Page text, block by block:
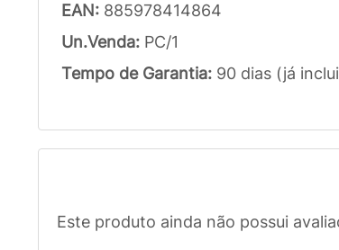
EAN: 885978414864
Un.Venda: PC/1
Tempo de Garantia: 90 dias (já
Este produto ainda não possui